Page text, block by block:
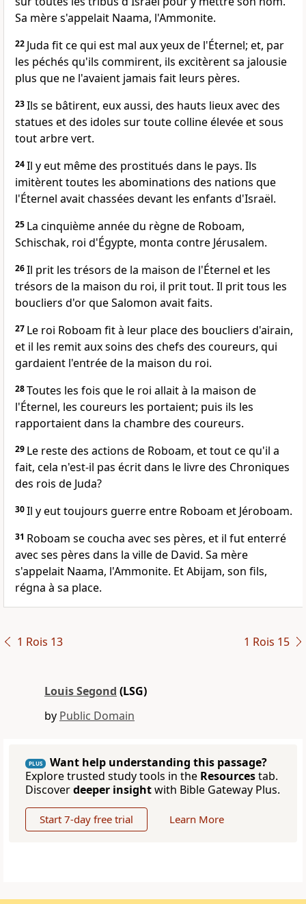
Sa mère s'appelait Naama, l'Ammonite.
22 Juda fit ce qui est mal aux yeux de l'Éternel; et, par
les péchés qu'ils commirent, ils excitèrent sa jalousie
plus que ne l'avaient jamais fait leurs pères.
23Ils se bâtirent, eux aussi, des hauts lieux avec des
statues et des idoles sur toute colline élevée et sous
tout arbre vert.
24Il y eut même des prostitués dans le pays. Ils
imitèrent toutes les abominations des nations que
l'Éternel avait chassées devant les enfants d'Israël.
25 La cinquième année du règne de Roboam,
Schischak, roi d'Égypte, monta contre Jérusalem.
26Il prit les trésors de la maison de l'Éternel et les
trésors de la maison du roi, il prit tout. Il prit tous les
boucliers d'or que Salomon avait faits.
27 Le roi Roboam fit à leur place des boucliers d'airain,
et il les remit aux soins des chefs des coureurs, qui
gardaient l'entrée de la maison du roi.
28Toutes les fois que le roi allait à la maison de
l'Éternel, les coureurs les portaient; puis ils les
rapportaient dans la chambre des coureurs.
29 Le reste des actions de Roboam, et tout ce qu'il a
fait, cela n'est-il pas écrit dans le livre des Chroniques
des rois de Juda?
30Il y eut toujours guerre entre Roboam et Jéroboam.
31 Roboam se coucha avec ses pères, et il fut enterré
avec ses pères dans la ville de David. Sa mère
s'appelait Naama, l'Ammonite. Et Abijam, son fils,
régna à sa place.
1 Rois 13 1 Rois 15
Louis Segond (LSG)
by Public Domain
PLUS
Want help understanding this passage?
Explore trusted study tools in the Resourcestab.
Discoverdeeper insightwith Bible Gateway Plus.
Start 7-day free trial Learn More